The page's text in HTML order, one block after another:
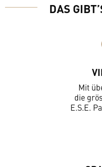
DAS
Mit
die
E.S.E.